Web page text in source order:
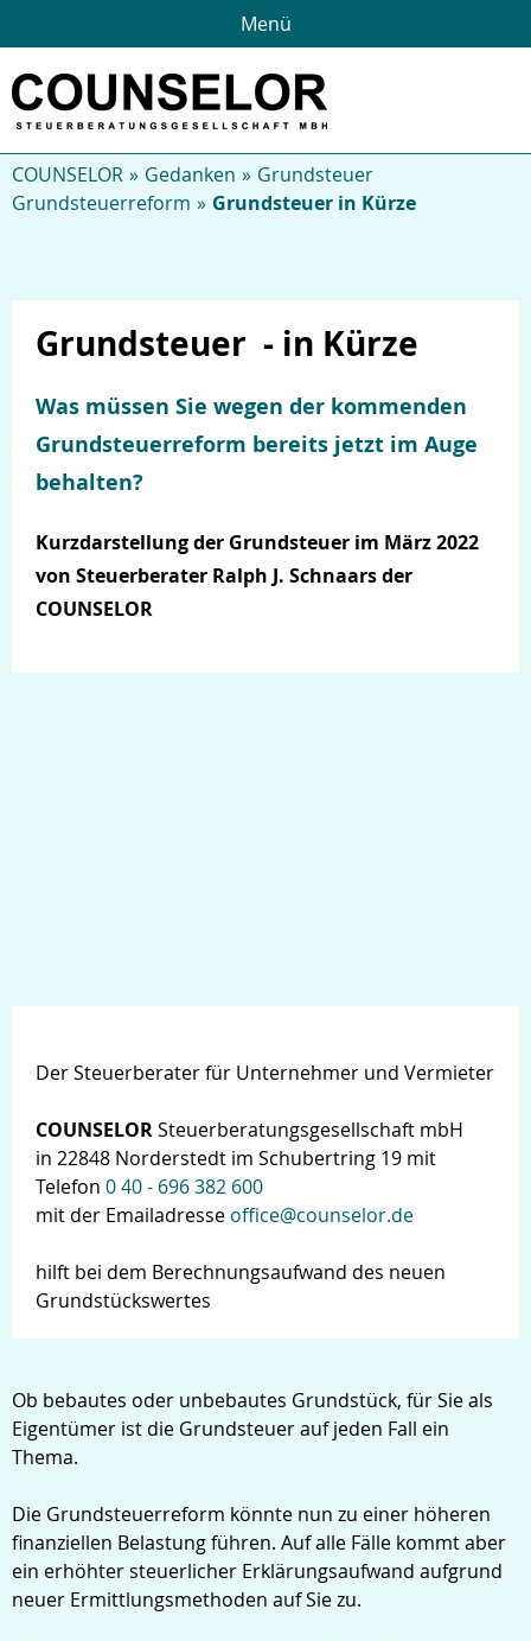
Menü
COUNSELOR Gedanken
Grundsteuer
Grundsteuerreform
Grundsteuer in Kürze
Grundsteuer - in Kürze
Was müssen Sie wegen der kommenden
Grundsteuerreform bereits jetzt im Auge
behalten?
Kurzdarstellung der Grundsteuer im März 2022
von Steuerberater Ralph J. Schnaars der
COUNSELOR
Der Steuerberater für Unternehmer und Vermieter
COUNSELORSteuerberatungsgesellschaft mbH
in 22848 Norderstedt im Schubertring 19 mit
Telefon 0 40 - 696 382 600
mit der Emailadresse office@counselor.de
hilft bei dem Berechnungsaufwand des neuen
Grundstückswertes
Ob bebautes oder unbebautes Grundstück, für Sie als
Eigentümer ist die Grundsteuer auf jeden Fall ein
Thema.
Die Grundsteuerreform könnte nun zu einer höheren
finanziellen Belastung führen. Auf alle Fälle kommt aber
ein erhöhter steuerlicher Erklärungsaufwand aufgrund
neuer Ermittlungsmethoden auf Sie zu.